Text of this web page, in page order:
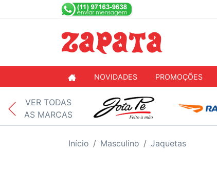
NOVIDADES PROMOÇÕES
VER TODAS
AS MARCAS
Início Masculino Jaquetas